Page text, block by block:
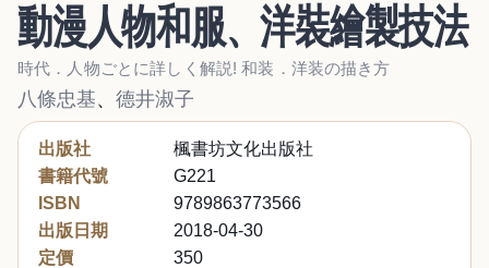
動漫人物和服、洋裝繪製技法
時代．人物ごとに詳しく解説! 和装．洋装の描き方
八條忠基、 德井淑子
出版社
楓書坊文化出版社
書籍代號
G221
ISBN
9789863773566
出版日期
2018-04-30
定價
350